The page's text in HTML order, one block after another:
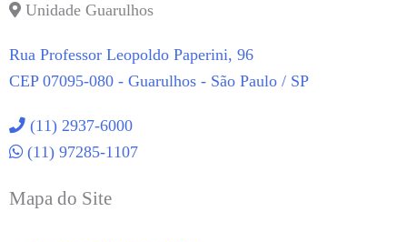
Unidade Guarulhos
Rua Professor Leopoldo Paperini, 96
CEP 07095-080 - Guarulhos - São Paulo / SP
(11) 2937-6000
(11) 97285-1107
Mapa do Site